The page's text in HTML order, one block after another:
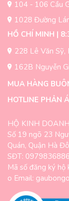
sản
104 - 106 Cầu
1028 Đường
HỒ CHÍ MINH |
228 Lê Văn Sỹ,
162B Nguyễn
MUA HÀNG
HOTLINE PHẢN
HỘ KINH
Số 19 ngõ 23
Quán, Quận Hà
SĐT: 0979836886
Mã số đăng ký
o Email: